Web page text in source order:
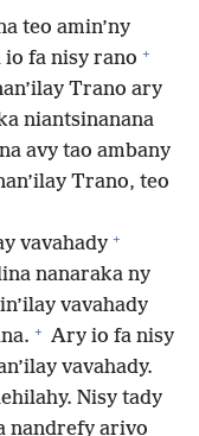
teo amin’ny
io fa nisy rano +
Trano ary
niantsinanana
avy tao ambany
Trano, teo
vavahady +
nanaraka ny
vavahady
+ Ary io fa nisy
vavahady.
Nisy tady
nandrefy arivo